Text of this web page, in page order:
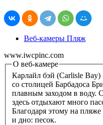
Веб-камеры Пляж
www.iwcpinc.com
О веб-камере
Карлайл бэй (Carlisle
со столицей Барбадоса
плавным заходом в воду.
здесь отдыхают много
Благодаря этому на пляже
и дно: песок.